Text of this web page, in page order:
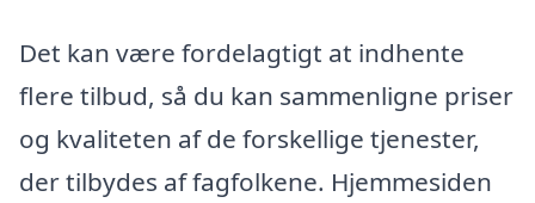
Det kan være fordelagtigt at indhente
flere tilbud, så du kan sammenligne priser
og kvaliteten af de forskellige tjenester,
der tilbydes af fagfolkene. Hjemmesiden